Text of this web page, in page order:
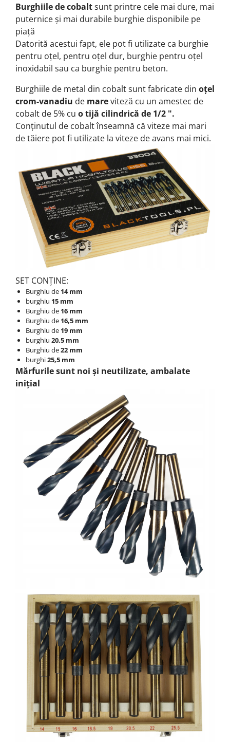
Burghiile de cobaltsunt printre cele mai dure, mai
puternice și mai durabile burghie disponibile pe
piață
Datorită acestui fapt, ele pot fi utilizate ca burghie
pentru oțel, pentru oțel dur, burghie pentru oțel
inoxidabil sau ca burghie pentru beton.
Burghiile de metal din cobalt sunt fabricate din oțel
crom-vanadiu de mareviteză cu un amestec de
cobalt de 5% cu o tijă cilindrică de 1/2 ".
Conținutul de cobalt înseamnă că viteze mai mari
de tăiere pot fi utilizate la viteze de avans mai mici.
SET CONȚINE:
Burghiu de 14 mm
burghiu 15 mm
Burghiu de 16 mm
Burghiu de 16,5 mm
Burghiu de 19 mm
burghiu 20,5 mm
Burghiu de22 mm
burghi25,5 mm
Mărfurile sunt noi și neutilizate, ambalate
inițial